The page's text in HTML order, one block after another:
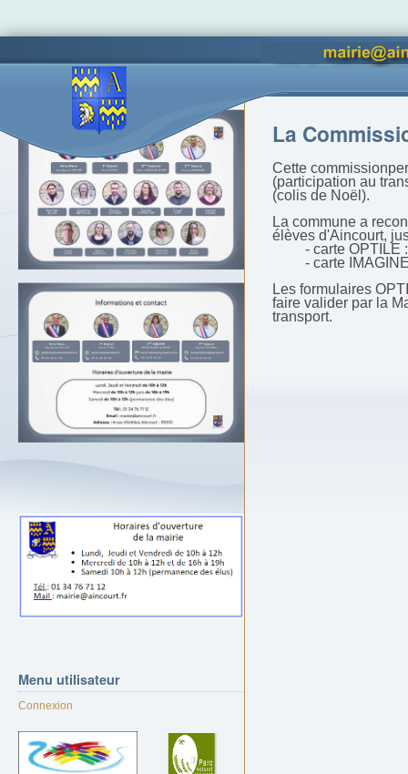
Accès lettres d'informations
Menu utilisateur
Connexion
Vous êtes ici : Accueil La
La
Cette
(participation au
(colis de Noël).
La commune a
élèves d'Aincourt,
- carte OPTILE :
- carte
Les formulaires
faire valider par la
transport.